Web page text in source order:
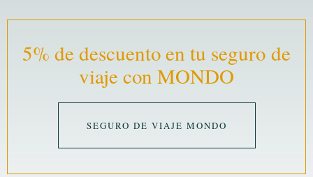
5% de descuento en tu seguro de
viaje con MONDO
SEGURO DE VIAJE MONDO